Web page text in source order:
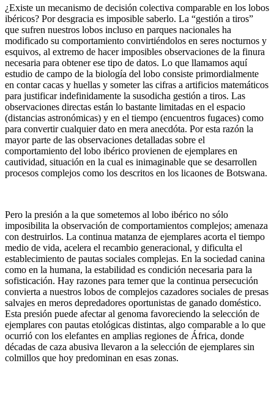
¿Existe un mecanismo de decisión colectiva comparable en los lobos
ibéricos? Por desgracia es imposible saberlo. La “gestión a tiros”
que sufren nuestros lobos incluso en parques nacionales ha
modificado su comportamiento convirtiéndolos en seres nocturnos y
esquivos, al extremo de hacer imposibles observaciones de la finura
necesaria para obtener ese tipo de datos. Lo que llamamos aquí
estudio de campo de la biología del lobo consiste primordialmente
en contar cacas y huellas y someter las cifras a artificios matemáticos
para justificar indefinidamente la susodicha gestión a tiros. Las
observaciones directas están lo bastante limitadas en el espacio
(distancias astronómicas) y en el tiempo (encuentros fugaces) como
para convertir cualquier dato en mera anecdóta. Por esta razón la
mayor parte de las observaciones detalladas sobre el
comportamiento del lobo ibérico provienen de ejemplares en
cautividad, situación en la cual es inimaginable que se desarrollen
procesos complejos como los descritos en los licaones de Botswana.
Pero la presión a la que sometemos al lobo ibérico no sólo
imposibilita la observación de comportamientos complejos; amenaza
con destruirlos. La continua matanza de ejemplares acorta el tiempo
medio de vida, acelera el recambio generacional, y dificulta el
establecimiento de pautas sociales complejas. En la sociedad canina
como en la humana, la estabilidad es condición necesaria para la
sofisticación. Hay razones para temer que la continua persecución
convierta a nuestros lobos de complejos cazadores sociales de presas
salvajes en meros depredadores oportunistas de ganado doméstico.
Esta presión puede afectar al genoma favoreciendo la selección de
ejemplares con pautas etológicas distintas, algo comparable a lo que
ocurrió con los elefantes en amplias regiones de África, donde
décadas de caza abusiva llevaron a la selección de ejemplares sin
colmillos que hoy predominan en esas zonas.